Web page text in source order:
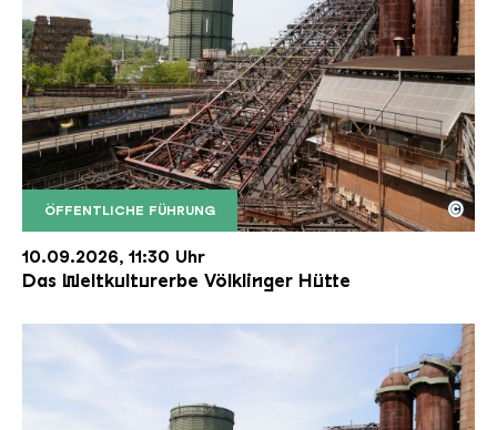
ÖFFENTLICHE FÜHRUNG
Der Erzschrägaufzug der Völklinger Hütte mit
Copyright: Weltkulturerbe Völklinger Hütte | Karl
©
10.09.2026, 11:30 Uhr
Das Weltkulturerbe Völklinger Hütte